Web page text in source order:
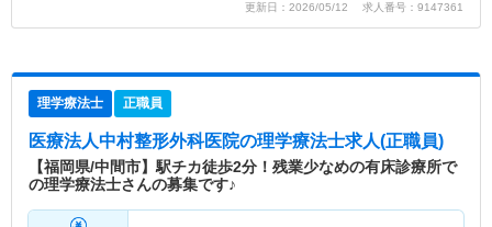
更新日：2026/05/12 求人番号：9147361
理学療法士 正職員
医療法人中村整形外科医院の理学療法士求人(正職員)
【福岡県/中間市】駅チカ徒歩2分！残業少なめの有床診療所で
の理学療法士さんの募集です♪